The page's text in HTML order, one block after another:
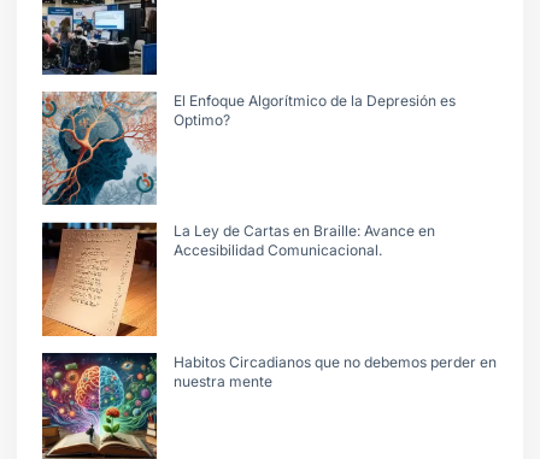
El Enfoque Algorítmico de la Depresión es
Optimo?
La Ley de Cartas en Braille: Avance en
Accesibilidad Comunicacional.
Habitos Circadianos que no debemos perder en
nuestra mente